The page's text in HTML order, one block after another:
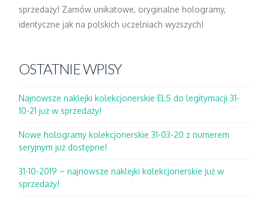
sprzedaży! Zamów unikatowe, oryginalne hologramy,
identyczne jak na polskich uczelniach wyższych!
OSTATNIE WPISY
Najnowsze naklejki kolekcjonerskie ELS do legitymacji 31-
10-21 już w sprzedaży!
Nowe hologramy kolekcjonerskie 31-03-20 z numerem
seryjnym już dostępne!
31-10-2019 – najnowsze naklejki kolekcjonerskie już w
sprzedaży!